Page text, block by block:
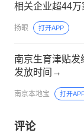
相关企业超44万
扬眼 打开APP
南京生育津贴发
发放时间→
南京本地宝 打开
评论